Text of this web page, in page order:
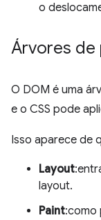
o
Árvores de
O DOM é uma
e o CSS pode
Isso aparece de
Layout
layout.
Paint:como